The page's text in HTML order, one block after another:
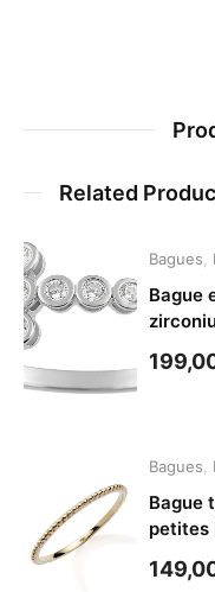
Related
Bagues
Bague
Bagues
Bague
petites